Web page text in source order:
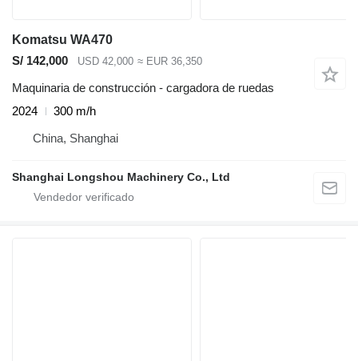
Komatsu WA470
S/ 142,000
USD 42,000 ≈ EUR 36,350
Maquinaria de construcción - cargadora de ruedas
2024
300 m/h
China, Shanghai
Shanghai Longshou Machinery Co., Ltd